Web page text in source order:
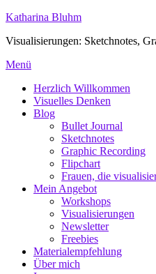
Zum
springen
Katharina Bluhm
Visualisierungen: Sketchnotes,
Menü
Herzlich Willkommen
Visuelles Denken
Blog
Bullet Journal
Sketchnotes
Graphic Recording
Flipchart
Frauen, die
Mein Angebot
Workshops
Visualisierungen
Newsletter
Freebies
Materialempfehlung
Über mich